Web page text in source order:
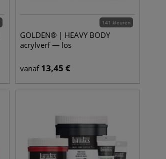
141 kleuren
GOLDEN® | HEAVY BODY
acrylverf — los
vanaf 13,45 €